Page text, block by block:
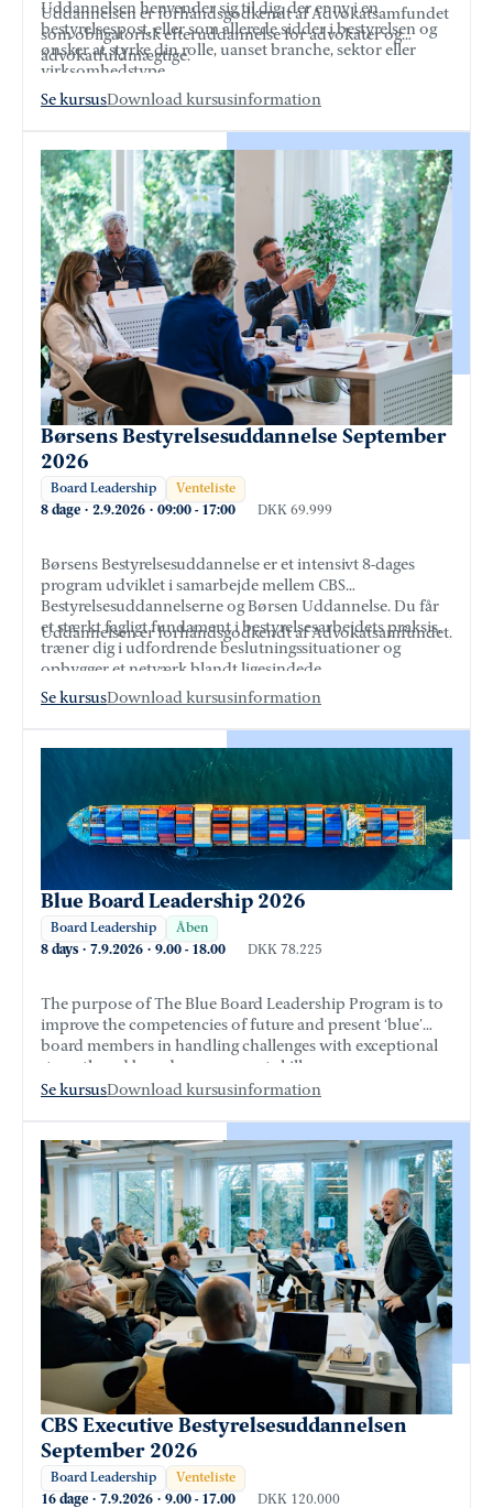
Uddannelsen henvender sig til dig, der er ny i en
bestyrelsespost, eller som allerede sidder i bestyrelsen og
ønsker at styrke din rolle, uanset branche, sektor eller
virksomhedstype.
Uddannelsen er forhåndsgodkendt af Advokatsamfundet
som obligatorisk efteruddannelse for advokater og
advokatfuldmægtige.
Se kursusDownload kursusinformation
Børsens Bestyrelsesuddannelse September
2026
Board Leadership Venteliste
8 dage · 2.9.2026 · 09:00 - 17:00 DKK 69.999
Børsens Bestyrelsesuddannelse er et intensivt 8-dages
program udviklet i samarbejde mellem CBS
Bestyrelsesuddannelserne og Børsen Uddannelse. Du får
et stærkt fagligt fundament i bestyrelsesarbejdets praksis,
træner dig i udfordrende beslutningssituationer og
opbygger et netværk blandt ligesindede.
Uddannelsen er forhåndsgodkendt af Advokatsamfundet.
Se kursusDownload kursusinformation
Blue Board Leadership 2026
Board Leadership Åben
8 days · 7.9.2026 · 9.00 - 18.00 DKK 78.225
The purpose of The Blue Board Leadership Program is to
improve the competencies of future and present ‘blue’
board members in handling challenges with exceptional
strength and board management skills.
Se kursusDownload kursusinformation
CBS Executive Bestyrelsesuddannelsen
September 2026
Board Leadership Venteliste
16 dage · 7.9.2026 · 9.00 - 17.00 DKK 120.000